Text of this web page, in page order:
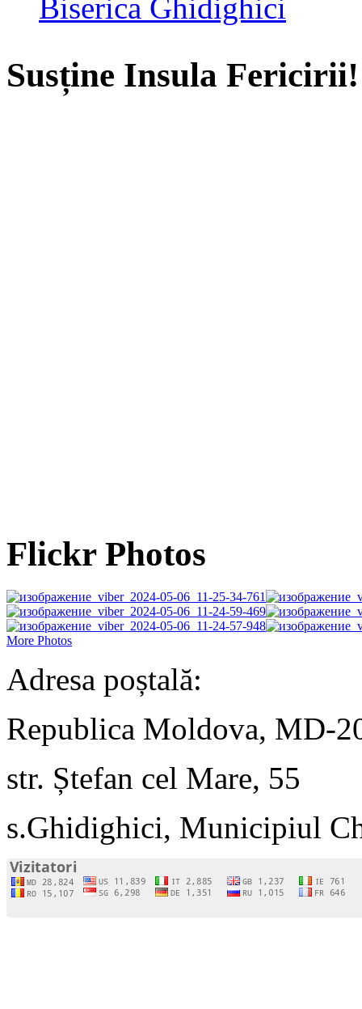
Biserica Ghidighici
Susține Insula Fericirii!
Flickr Photos
More Photos
Adresa poștală:
Republica Moldova, MD-
str. Ștefan cel Mare, 55
s.Ghidighici, Municipiul